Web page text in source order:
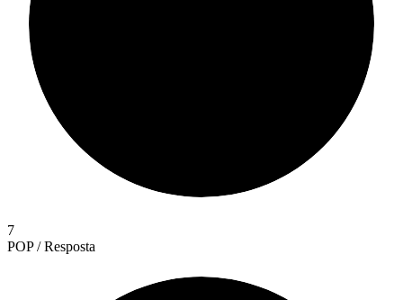
7
POP / Resposta